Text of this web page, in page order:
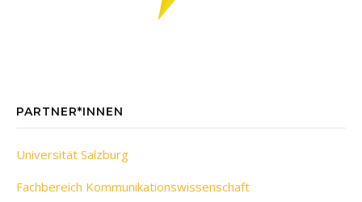
PARTNER*INNEN
Universität Salzburg
Fachbereich Kommunikationswissenschaft